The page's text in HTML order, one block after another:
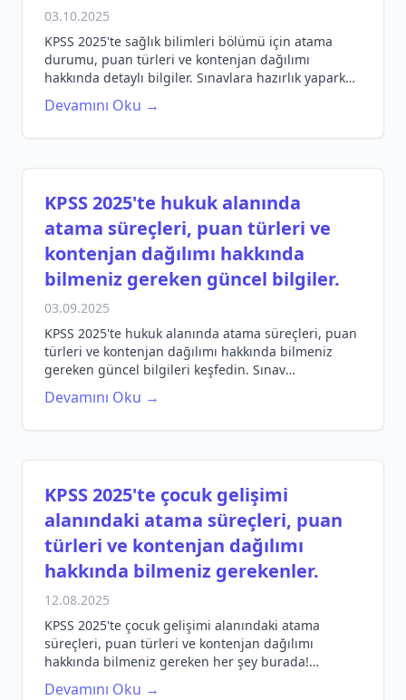
03.10.2025
KPSS 2025'te sağlık bilimleri bölümü için atama
durumu, puan türleri ve kontenjan dağılımı
hakkında detaylı bilgiler. Sınavlara hazırlık yaparken
bilmeniz gerekenler burada!
Devamını Oku →
KPSS 2025'te hukuk alanında
atama süreçleri, puan türleri ve
kontenjan dağılımı hakkında
bilmeniz gereken güncel bilgiler.
03.09.2025
KPSS 2025'te hukuk alanında atama süreçleri, puan
türleri ve kontenjan dağılımı hakkında bilmeniz
gereken güncel bilgileri keşfedin. Sınav
hazırlığınıza yön verin!
Devamını Oku →
KPSS 2025'te çocuk gelişimi
alanındaki atama süreçleri, puan
türleri ve kontenjan dağılımı
hakkında bilmeniz gerekenler.
12.08.2025
KPSS 2025'te çocuk gelişimi alanındaki atama
süreçleri, puan türleri ve kontenjan dağılımı
hakkında bilmeniz gereken her şey burada!
Hazırlığınızı en iyi şekilde yapın.
Devamını Oku →